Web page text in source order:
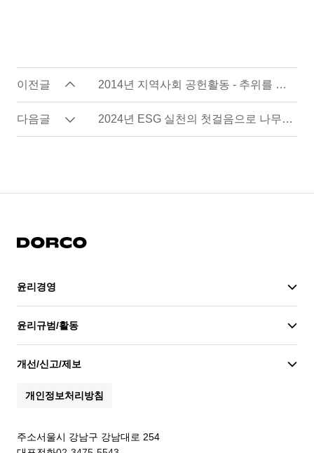
이전글 2014년 지역사회 공헌활동 - 추위를 녹이는 따뜻한 연탄...
다음글 2024년 ESG 실천의 첫걸음으로 나무심기 캠페인 활동
도루코
윤리경영
윤리경영
윤리규범/활동
개선/신고/제보
개인정보처리방침
주소서울시 강남구 강남대로 254